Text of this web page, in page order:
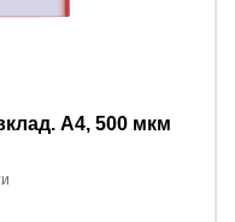
A4, 500 мкм